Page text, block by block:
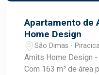
Apartamento de
Home Design
São Dimas -
Amits Home Design
Com 163 m² de área